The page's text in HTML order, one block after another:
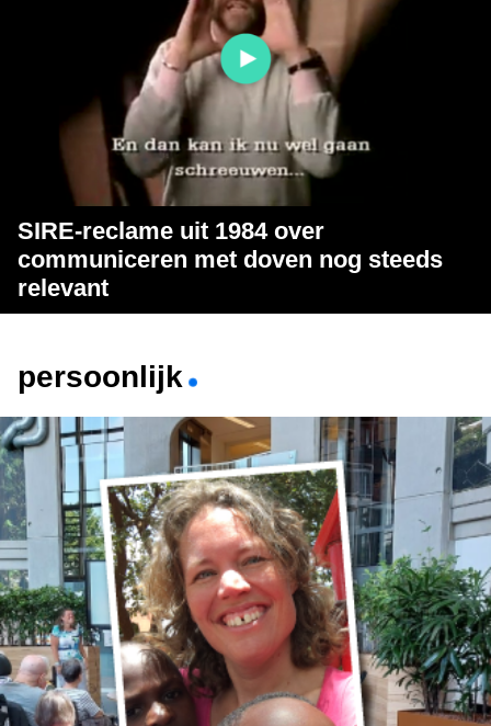
SIRE-reclame uit 1984 over
communiceren met doven nog steeds
relevant
persoonlijk